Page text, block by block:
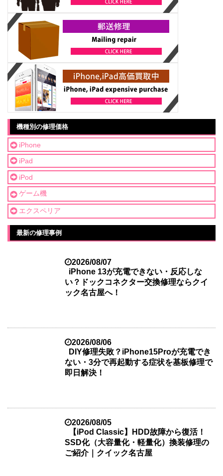
機種別の修理価格
iPhone
iPad
iPod
ゲーム機
エクスペリア
最新の修理事例
2026/08/07
iPhone 13が充電できない・反応しな
い？ドックコネクター交換修理ならクイ
ック名古屋へ！
2026/08/06
DIY修理失敗？iPhone15Proが充電でき
ない・3分で再起動する症状を基板修理で
即日解決！
2026/08/05
【iPod Classic】HDD故障から復活！
SSD化（大容量化・軽量化）換装修理の
ご紹介｜クイック名古屋